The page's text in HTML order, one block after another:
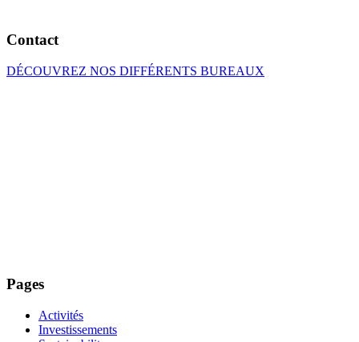
Contact
DÉCOUVREZ NOS DIFFÉRENTS BUREAUX
Pages
Activités
Investissements